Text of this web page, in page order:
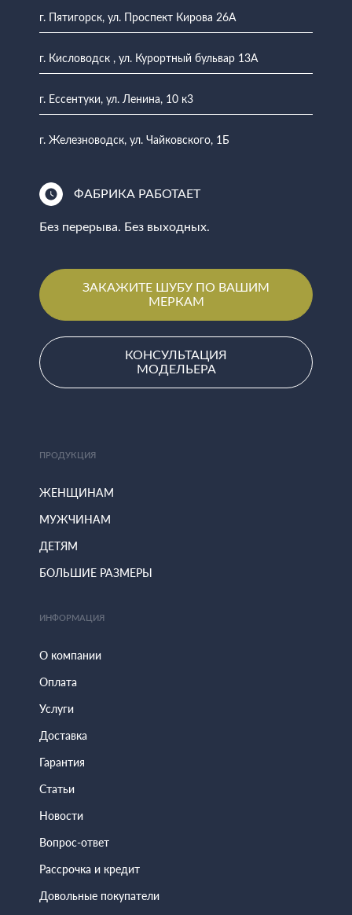
г. Пятигорск, ул. Проспект Кирова 26А
г. Кисловодск , ул. Курортный бульвар 13А
г. Ессентуки, ул. Ленина, 10 к3
г. Железноводск, ул. Чайковского, 1Б
ФАБРИКА РАБОТАЕТ
Без перерыва. Без выходных.
ЗАКАЖИТЕ ШУБУ ПО ВАШИМ
МЕРКАМ
КОНСУЛЬТАЦИЯ
МОДЕЛЬЕРА
ПРОДУКЦИЯ
ЖЕНЩИНАМ
МУЖЧИНАМ
ДЕТЯМ
БОЛЬШИЕ РАЗМЕРЫ
ИНФОРМАЦИЯ
О компании
Оплата
Услуги
Доставка
Гарантия
Статьи
Новости
Вопрос-ответ
Рассрочка и кредит
Довольные покупатели